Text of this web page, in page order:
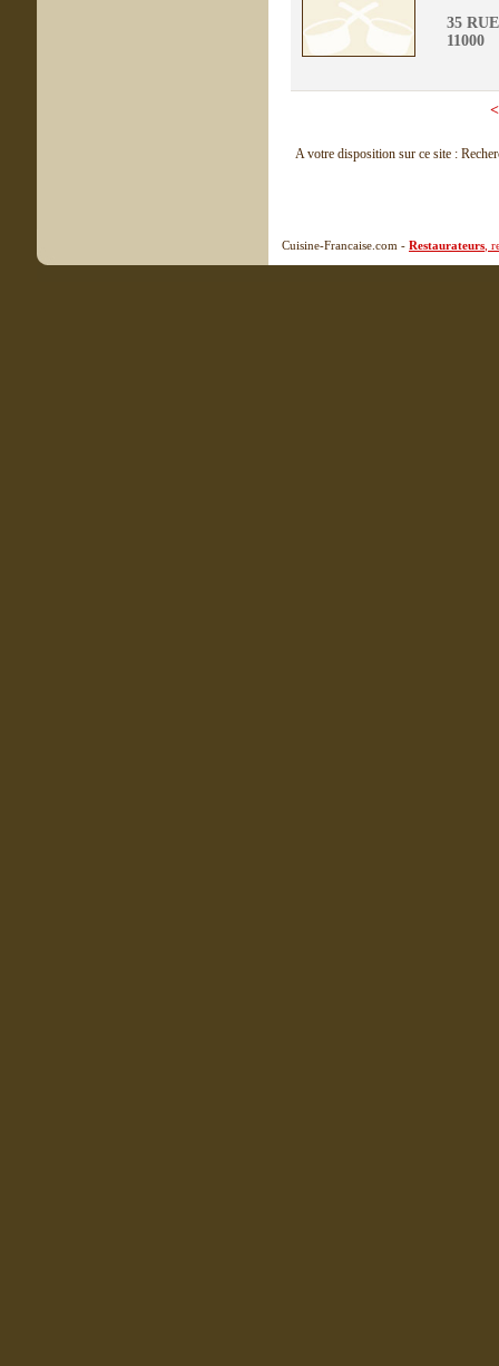
35
11000
A votre disposition sur ce site :
Cuisine-Francaise.com - Restaurateurs ,